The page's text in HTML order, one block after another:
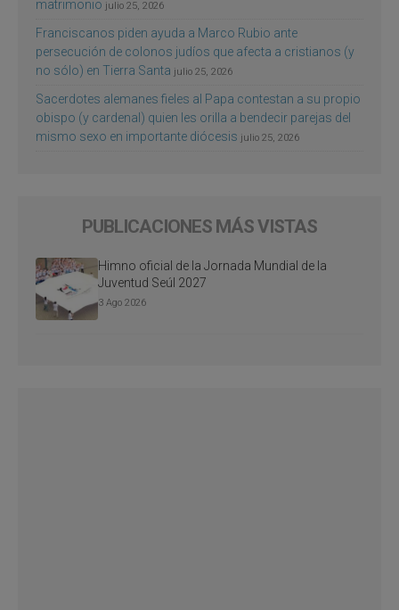
matrimonio julio 25, 2026
Franciscanos piden ayuda a Marco Rubio ante
persecución de colonos judíos que afecta a cristianos (y
no sólo) en Tierra Santa julio 25, 2026
Sacerdotes alemanes fieles al Papa contestan a su propio
obispo (y cardenal) quien les orilla a bendecir parejas del
mismo sexo en importante diócesis julio 25, 2026
PUBLICACIONES MÁS VISTAS
Himno oficial de la Jornada Mundial de la
Juventud Seúl 2027
3 Ago 2026